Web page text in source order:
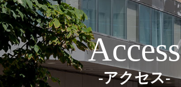
Access
-アクセス-